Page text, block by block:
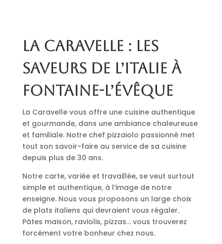
La Caravelle : les
saveurs de l’Italie à
Fontaine-l’Évêque
La Caravelle vous offre une cuisine authentique
et gourmande, dans une ambiance chaleureuse
et familiale. Notre chef pizzaiolo passionné met
tout son savoir-faire au service de sa cuisine
depuis plus de 30 ans.
Notre carte, variée et travaillée, se veut surtout
simple et authentique, à l’image de notre
enseigne. Nous vous proposons un large choix
de plats italiens qui devraient vous régaler.
Pâtes maison, raviolis, pizzas… vous trouverez
forcément votre bonheur chez nous.